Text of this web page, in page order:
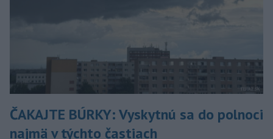
ČAKAJTE BÚRKY: Vyskytnú sa do polnoci
najmä v týchto častiach